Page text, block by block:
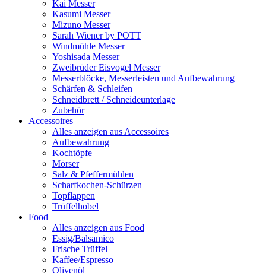
Kai Messer
Kasumi Messer
Mizuno Messer
Sarah Wiener by POTT
Windmühle Messer
Yoshisada Messer
Zweibrüder Eisvogel Messer
Messerblöcke, Messerleisten und Aufbewahrung
Schärfen & Schleifen
Schneidbrett / Schneideunterlage
Zubehör
Accessoires
Alles anzeigen aus Accessoires
Aufbewahrung
Kochtöpfe
Mörser
Salz & Pfeffermühlen
Scharfkochen-Schürzen
Topflappen
Trüffelhobel
Food
Alles anzeigen aus Food
Essig/Balsamico
Frische Trüffel
Kaffee/Espresso
Olivenöl